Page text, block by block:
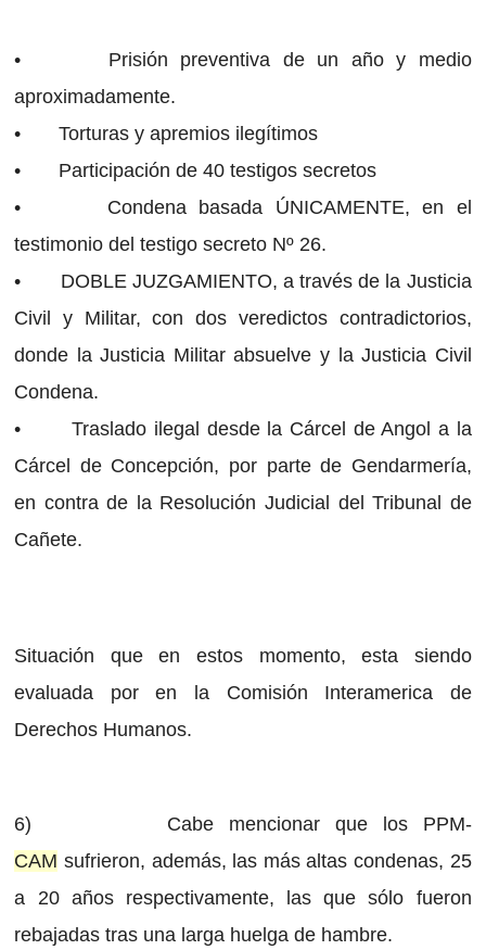
• Prisión preventiva de un año y medio
aproximadamente.
• Torturas y apremios ilegítimos
• Participación de 40 testigos secretos
• Condena basada ÚNICAMENTE, en el
testimonio del testigo secreto Nº 26.
• DOBLE JUZGAMIENTO, a través de la Justicia
Civil y Militar, con dos veredictos contradictorios,
donde la Justicia Militar absuelve y la Justicia Civil
Condena.
• Traslado ilegal desde la Cárcel de Angol a la
Cárcel de Concepción, por parte de Gendarmería,
en contra de la Resolución Judicial del Tribunal de
Cañete.
Situación que en estos momento, esta siendo
evaluada por en la Comisión Interamerica de
Derechos Humanos.
6) Cabe mencionar que los PPM-
CAM sufrieron, además, las más altas condenas, 25
a 20 años respectivamente, las que sólo fueron
rebajadas tras una larga huelga de hambre.